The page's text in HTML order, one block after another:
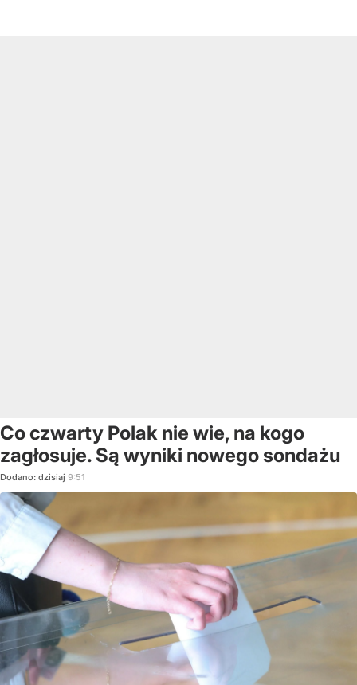
Co czwarty Polak nie wie, na kogo
zagłosuje. Są wyniki nowego sondażu
Dodano: dzisiaj 9:51